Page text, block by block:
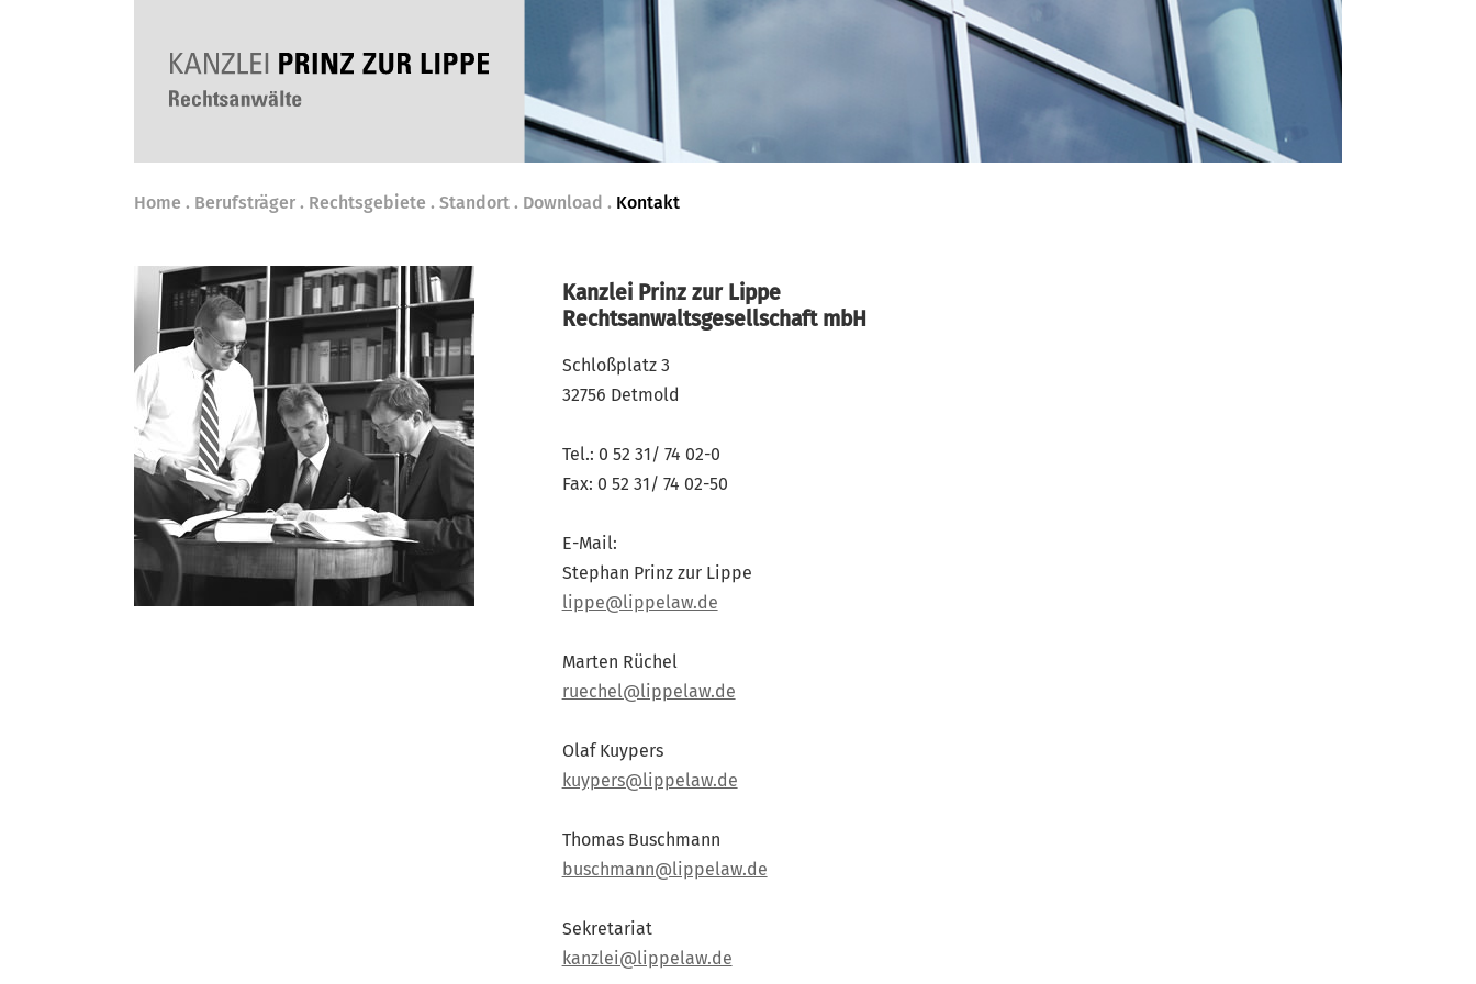
überspringen
Home Berufsträger Rechtsgebiete Standort Download Kontakt
Kanzlei Prinz zur Lippe
Rechtsanwaltsgesellschaft mbH
Schloßplatz 3
32756 Detmold
Tel.: 0 52 31/ 74 02-0
Fax: 0 52 31/ 74 02-50
E-Mail:
Stephan Prinz zur Lippe
lippe@lippelaw.de
Marten Rüchel
ruechel@lippelaw.de
Olaf Kuypers
kuypers@lippelaw.de
Thomas Buschmann
buschmann@lippelaw.de
Sekretariat
kanzlei@lippelaw.de